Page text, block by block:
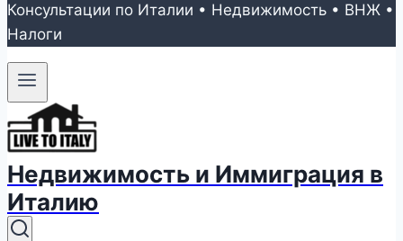
Консультации по Италии • Недвижимость • ВНЖ •
Налоги
Недвижимость и Иммиграция в
Италию